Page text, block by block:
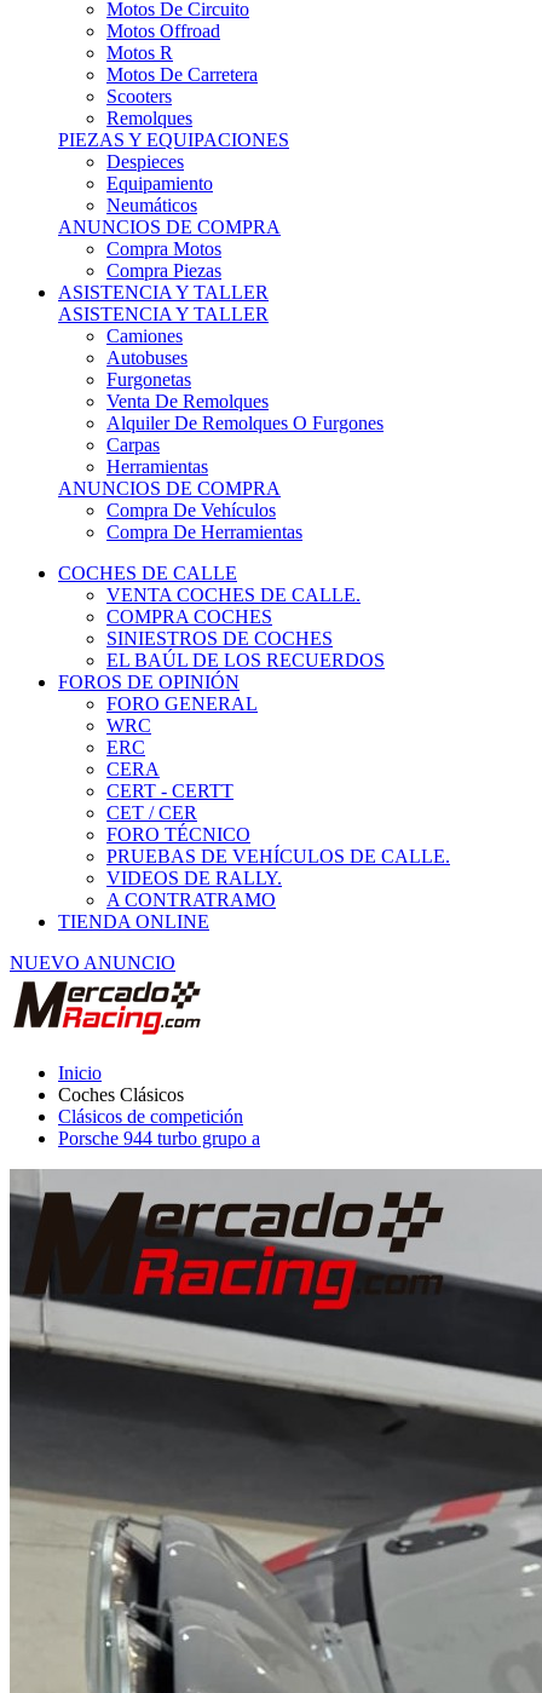
Motos R
Motos De Carretera
Scooters
Remolques
PIEZAS Y EQUIPACIONES
Despieces
Equipamiento
Neumáticos
ANUNCIOS DE COMPRA
Compra Motos
Compra Piezas
ASISTENCIA Y TALLER
ASISTENCIA Y TALLER
Camiones
Autobuses
Furgonetas
Venta De Remolques
Alquiler De Remolques O Furgones
Carpas
Herramientas
ANUNCIOS DE COMPRA
Compra De Vehículos
Compra De Herramientas
COCHES DE CALLE
VENTA COCHES DE CALLE.
COMPRA COCHES
SINIESTROS DE COCHES
EL BAÚL DE LOS RECUERDOS
FOROS DE OPINIÓN
FORO GENERAL
WRC
ERC
CERA
CERT - CERTT
CET / CER
FORO TÉCNICO
PRUEBAS DE VEHÍCULOS DE CALLE.
VIDEOS DE RALLY.
A CONTRATRAMO
TIENDA ONLINE
NUEVO ANUNCIO
Coches Clásicos
Clásicos de competición
Porsche 944 turbo grupo a